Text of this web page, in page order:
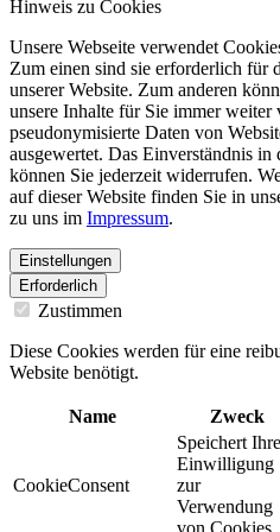
Hinweis zu Cookies
Unsere Webseite verwendet
Zum einen sind sie erforderlich für
unserer Website. Zum anderen
unsere Inhalte für Sie immer weiter
pseudonymisierte Daten von
ausgewertet. Das Einverständnis
können Sie jederzeit widerrufen.
auf dieser Website finden Sie in
zu uns im Impressum.
Einstellungen
Erforderlich
Zustimmen
Diese Cookies werden für eine
Website benötigt.
Name Zweck
CookieConsent
Speichert Ihre
Einwilligung
zur
Verwendung
von Cookies.